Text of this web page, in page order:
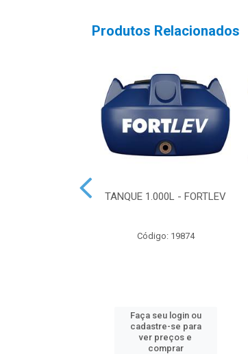
Produtos Relacionados
TANQUE 1.000L - FORTLEV
Código: 19874
Faça seu login ou
cadastre-se para
ver preços e
comprar